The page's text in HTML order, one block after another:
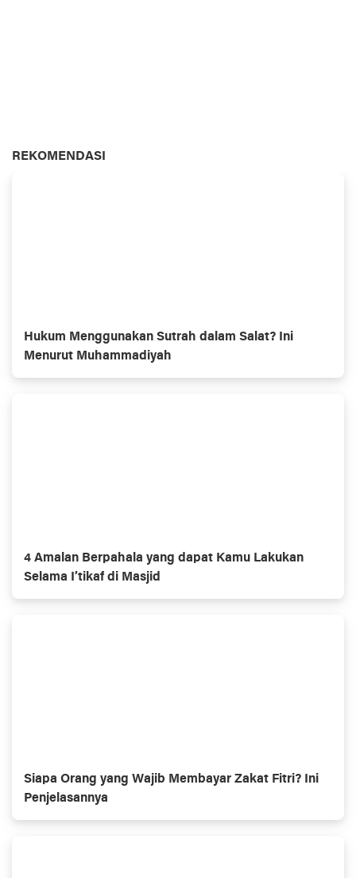
REKOMENDASI
Hukum Menggunakan Sutrah dalam Salat? Ini
Menurut Muhammadiyah
4 Amalan Berpahala yang dapat Kamu Lakukan
Selama I’tikaf di Masjid
Siapa Orang yang Wajib Membayar Zakat Fitri? Ini
Penjelasannya